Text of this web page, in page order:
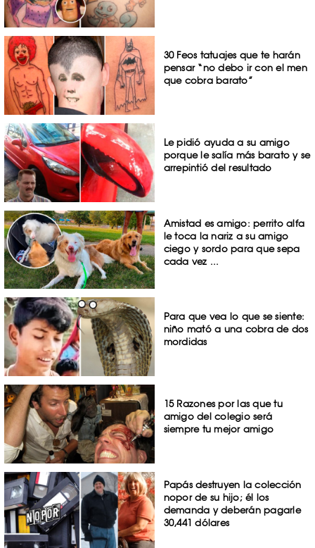
30 Feos tatuajes que te harán
pensar “no debo ir con el men
que cobra barato”
Le pidió ayuda a su amigo
porque le salía más barato y se
arrepintió del resultado
Amistad es amigo: perrito alfa
le toca la nariz a su amigo
ciego y sordo para que sepa
cada vez ...
Para que vea lo que se siente:
niño mató a una cobra de dos
mordidas
15 Razones por las que tu
amigo del colegio será
siempre tu mejor amigo
Papás destruyen la colección
nopor de su hijo; él los
demanda y deberán pagarle
30,441 dólares